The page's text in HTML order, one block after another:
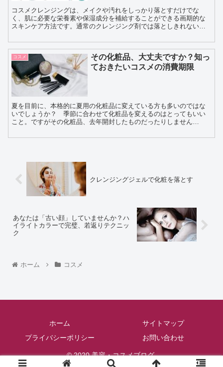
コスメクレンジングは、メイクや汚れをしっかり落とすだけでな
く、肌に必要な栄養素や保湿成分を補給することができる画期的な
スキンケア方法です。通常のクレンジング剤では落としきれないメ
こ...
コスメ
その化粧品、大丈夫ですか？知っ
ておきたいコスメの消費期限
夏を目前に、本格的に夏用の化粧品に変えている方も多いのではな
いでしょうか？ 季節に合わせて化粧品を変えるのはとってもいい
こと。ですがその化粧品、去年開封したものだったりしません
クレンジングジェルで化粧を落とす
あなたは「古い顔」していませんか？ハ
イライトカラーで完璧、若返りテクニッ
ク
ホーム コスメ
ホーム
サイトマップ
プライバシーポリシー
お問い合わせ
© 2020 美容・コスメブログ.